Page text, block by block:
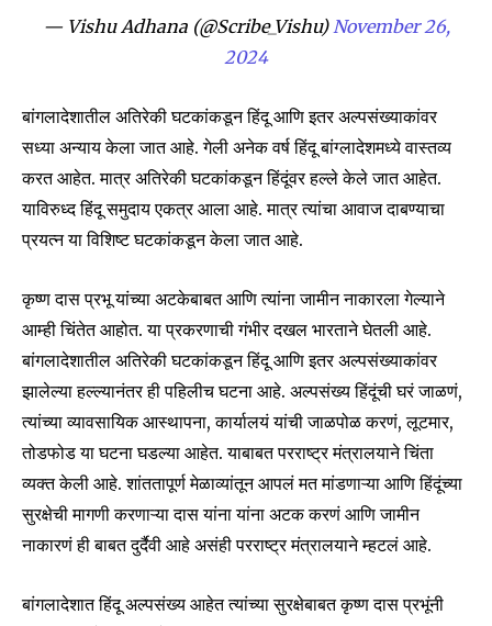
Join our community of
SUBSCRIBERS and be part of the
conversation.
To subscribe, simply enter your email address on our website
or click the subscribe button below. Don't worry, we respect
your privacy and won't spam your inbox. Your information is
safe with us.
SUBSCRIBE
I've read and accept thePrivacy Policy.
— Vishu Adhana (@Scribe_Vishu) November 26,
2024
बांगलादेशातील अतिरेकी घटकांकडून हिंदू आणि इतर अल्पसंख्याकांवर
सध्या अन्याय केला जात आहे. गेली अनेक वर्ष हिंदू बांग्लादेशमध्ये वास्तव्य
करत आहेत. मात्र अतिरेकी घटकांकडून हिंदूंवर हल्ले केले जात आहेत.
याविरुध्द हिंदू समुदाय एकत्र आला आहे. मात्र त्यांचा आवाज दाबण्याचा
प्रयत्न या विशिष्ट घटकांकडून केला जात आहे.
कृष्ण दास प्रभू यांच्या अटकेबाबत आणि त्यांना जामीन नाकारला गेल्याने
आम्ही चिंतेत आहोत. या प्रकरणाची गंभीर दखल भारताने घेतली आहे.
बांगलादेशातील अतिरेकी घटकांकडून हिंदू आणि इतर अल्पसंख्याकांवर
झालेल्या हल्ल्यानंतर ही पहिलीच घटना आहे. अल्पसंख्य हिंदूंची घरं जाळणं,
त्यांच्या व्यावसायिक आस्थापना, कार्यालयं यांची जाळपोळ करणं, लूटमार,
तोडफोड या घटना घडल्या आहेत. याबाबत परराष्ट्र मंत्रालयाने चिंता
व्यक्त केली आहे. शांततापूर्ण मेळाव्यांतून आपलं मत मांडणाऱ्या आणि हिंदूंच्या
सुरक्षेची मागणी करणाऱ्या दास यांना यांना अटक करणं आणि जामीन
नाकारणं ही बाबत दुर्दैवी आहे असंही परराष्ट्र मंत्रालयाने म्हटलं आहे.
बांगलादेशात हिंदू अल्पसंख्य आहेत त्यांच्या सुरक्षेबाबत कृष्ण दास प्रभूंनी